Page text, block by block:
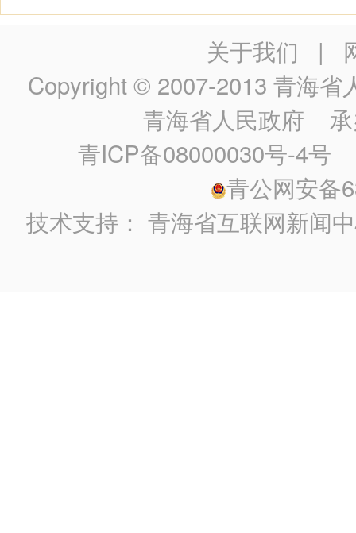
关于我们 |
Copyright © 2007-2013 青海省
青海省人民政府 承
青ICP备08000030号-4号
青公网安备
技术支持：青海省互联网新闻